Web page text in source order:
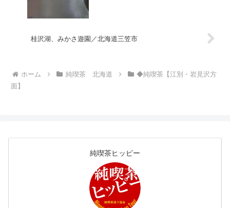
桂沢湖、みかさ遊園／北海道三笠市
ホーム 純喫茶 北海道
◆純喫茶【江別・岩見沢方
面】
純喫茶ヒッピー